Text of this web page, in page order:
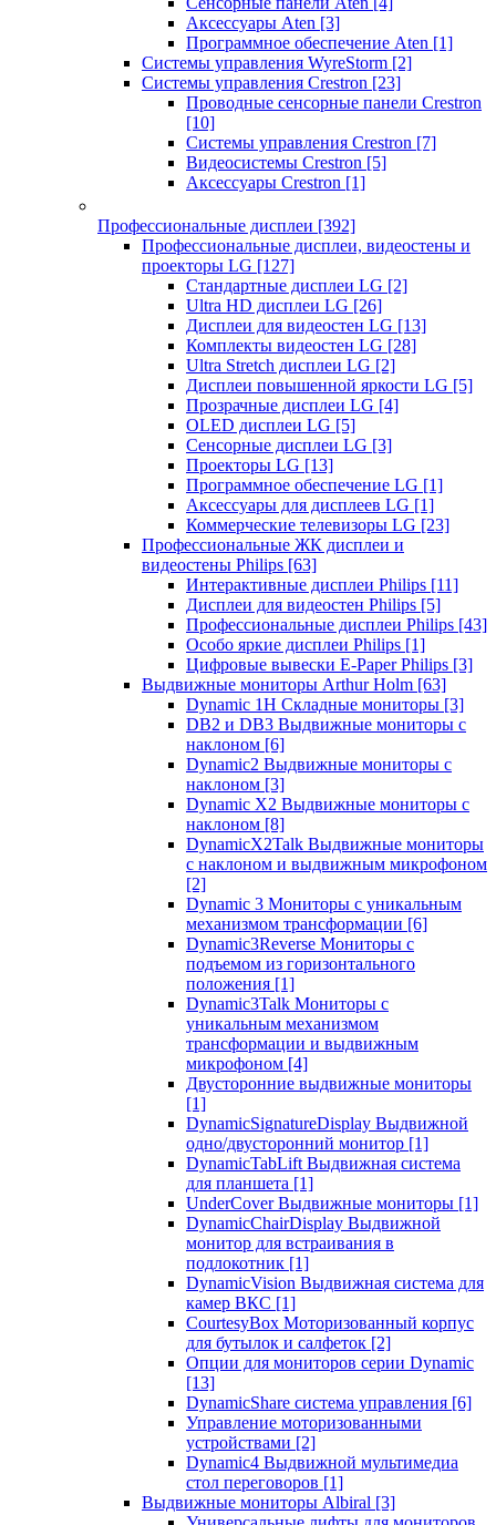
Аксессуары Aten [3]
Программное обеспечение Aten [1]
Системы управления WyreStorm [2]
Системы управления Crestron [23]
Проводные сенсорные панели Crestron
[10]
Системы управления Crestron [7]
Видеосистемы Crestron [5]
Аксессуары Crestron [1]
Профессиональные дисплеи [392]
Профессиональные дисплеи, видеостены и
проекторы LG [127]
Стандартные дисплеи LG [2]
Ultra HD дисплеи LG [26]
Дисплеи для видеостен LG [13]
Комплекты видеостен LG [28]
Ultra Stretch дисплеи LG [2]
Дисплеи повышенной яркости LG [5]
Прозрачные дисплеи LG [4]
OLED дисплеи LG [5]
Сенсорные дисплеи LG [3]
Проекторы LG [13]
Программное обеспечение LG [1]
Аксессуары для дисплеев LG [1]
Коммерческие телевизоры LG [23]
Профессиональные ЖК дисплеи и
видеостены Philips [63]
Интерактивные дисплеи Philips [11]
Дисплеи для видеостен Philips [5]
Профессиональные дисплеи Philips [43]
Особо яркие дисплеи Philips [1]
Цифровые вывески E-Paper Philips [3]
Выдвижные мониторы Arthur Holm [63]
Dynamic 1Н Складные мониторы [3]
DB2 и DB3 Выдвижные мониторы с
наклоном [6]
Dynamic2 Выдвижные мониторы с
наклоном [3]
Dynamic X2 Выдвижные мониторы с
наклоном [8]
DynamicX2Talk Выдвижные мониторы
с наклоном и выдвижным микрофоном
[2]
Dynamic 3 Мониторы с уникальным
механизмом трансформации [6]
Dynamic3Reverse Мониторы с
подъемом из горизонтального
положения [1]
Dynamic3Talk Мониторы с
уникальным механизмом
трансформации и выдвижным
микрофоном [4]
Двусторонние выдвижные мониторы
[1]
DynamicSignatureDisplay Выдвижной
одно/двусторонний монитор [1]
DynamicTabLift Выдвижная система
для планшета [1]
UnderCover Выдвижные мониторы [1]
DynamicChairDisplay Выдвижной
монитор для встраивания в
подлокотник [1]
DynamicVision Выдвижная система для
камер ВКС [1]
CourtesyBox Моторизованный корпус
для бутылок и салфеток [2]
Опции для мониторов серии Dynamic
[13]
DynamicShare система управления [6]
Управление моторизованными
устройствами [2]
Dynamic4 Выдвижной мультимедиа
стол переговоров [1]
Выдвижные мониторы Albiral [3]